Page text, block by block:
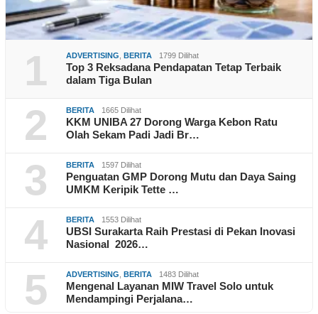
1 ADVERTISING BERITA 1799 Dilihat
Top 3 Reksadana Pendapatan Tetap Terbaik
dalam Tiga Bulan
2 BERITA 1665 Dilihat
KKM UNIBA 27 Dorong Warga Kebon Ratu
Olah Sekam Padi Jadi Br…
3 BERITA 1597 Dilihat
Penguatan GMP Dorong Mutu dan Daya Saing
UMKM Keripik Tette …
4 BERITA 1553 Dilihat
UBSI Surakarta Raih Prestasi di Pekan Inovasi
Nasional 2026…
5 ADVERTISING BERITA 1483 Dilihat
Mengenal Layanan MIW Travel Solo untuk
Mendampingi Perjalana…